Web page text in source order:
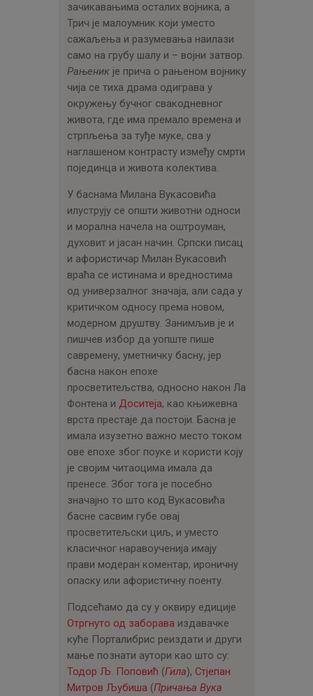
зачикавањима осталих војника, а
Трич је малоумник који уместо
сажаљења и разумевања наилази
само на грубу шалу и – војни затвор.
Рањеникје прича о рањеном војнику
чија се тиха драма одиграва у
окружењу бучног свакодневног
живота, где има премало времена и
стрпљења за туђе муке, сва у
наглашеном контрасту између смрти
појединца и живота колектива.
У баснама Милана Вукасовића
илуструју се општи животни односи
и морална начела на оштроуман,
духовит и јасан начин. Српски писац
и афористичар Милан Вукасовић
враћа се истинама и вредностима
од универзалног значаја, али сада у
критичком односу према новом,
модерном друштву. Занимљив је и
пишчев избор да уопште пише
савремену, уметничку басну, јер
басна након епохе
просветитељства, односно након Ла
Фонтена и Доситеја, као књижевна
врста престаје да постоји. Басна је
имала изузетно важно место током
ове епохе због поуке и користи коју
је својим читаоцима имала да
пренесе. Због тога је посебно
значајно то што код Вукасовића
басне сасвим губе овај
просветитељски циљ, и уместо
класичног наравоученија имају
прави модеран коментар, ироничну
опаску или афористичну поенту.
Подсећамо да су у оквиру едиције
Отргнуто од заборава издавачке
куће Порталибрис реиздати и други
мање познати аутори као што су:
Тодор Љ. Поповић (Гила), Стјепан
Митров Љубиша (Причања Вука